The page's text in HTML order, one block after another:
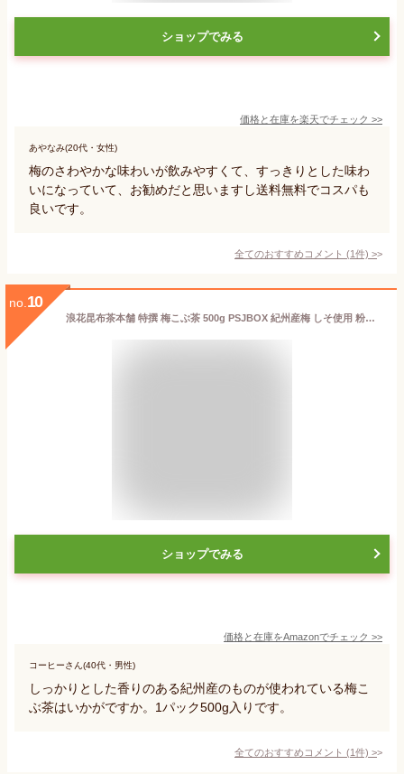
ショップでみる
価格と在庫を楽天でチェック >>
あやなみ(20代・女性)
梅のさわやかな味わいが飲みやすくて、すっきりとした味わ
いになっていて、お勧めだと思いますし送料無料でコスパも
良いです。
全てのおすすめコメント (1件) >
no. 10
浪花昆布茶本舗 特撰 梅こぶ茶 500g PSJBOX 紀州産梅 しそ使用 粉末昆布茶 約250杯分 ティータイム 日本製
ショップでみる
価格と在庫をAmazonでチェック >>
コーヒーさん(40代・男性)
しっかりとした香りのある紀州産のものが使われている梅こ
ぶ茶はいかがですか。1パック500g入りです。
全てのおすすめコメント (1件) >